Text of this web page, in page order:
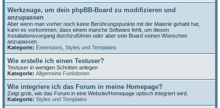
Werkzeuge, um dein phpBB-Board zu modifizieren und
anzupassen
Aber wenn man vorher noch keine Berührungspunkte mit der Materie gehabt hat,
kann es vorkommen, dass einem manche Software fehlt, um diesen
Installationsvorgang durchzuführen oder aber sein Board seinen Wünschen
anzupassen.
Kategorie: Extensions Styles und Templates
Wie erstelle ich einen Testuser?
Testuser in wenigen Schritten anlegen
Kategorie: Allgemeine Funktionen
Wie integriere ich das Forum in meine Homepage?
Zeigt grob, wie das Forum in eine Website/Homepage optisch integriert wird.
Kategorie: Styles und Templates